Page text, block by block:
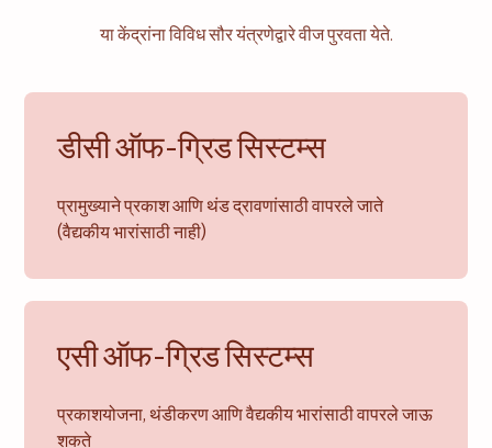
या केंद्रांना विविध सौर यंत्रणेद्वारे वीज पुरवता येते.
डीसी ऑफ-ग्रिड सिस्टम्स
प्रामुख्याने प्रकाश आणि थंड द्रावणांसाठी वापरले जाते
(वैद्यकीय भारांसाठी नाही)
एसी ऑफ-ग्रिड सिस्टम्स
प्रकाशयोजना, थंडीकरण आणि वैद्यकीय भारांसाठी वापरले जाऊ
शकते